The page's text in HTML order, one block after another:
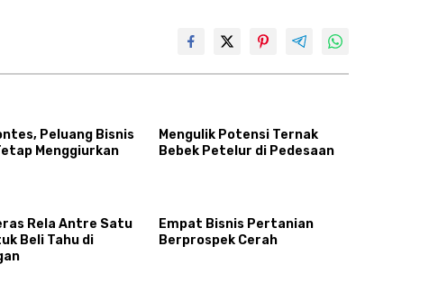
Peluang Bisnis
Menggiurkan
Mengulik Potensi Ternak
Bebek Petelur di Pedesaan
Rela Antre Satu
Beli Tahu di
Empat Bisnis Pertanian
Berprospek Cerah